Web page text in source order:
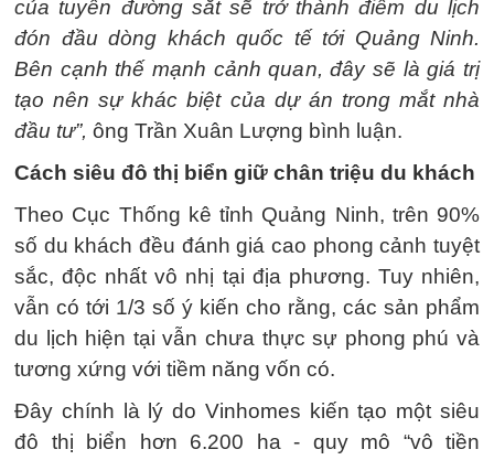
của tuyến đường sắt sẽ trở thành điểm du lịch
đón đầu dòng khách quốc tế tới Quảng Ninh.
Bên cạnh thế mạnh cảnh quan, đây sẽ là giá trị
tạo nên sự khác biệt của dự án trong mắt nhà
đầu tư”, ông Trần Xuân Lượng bình luận.
Cách siêu đô thị biển giữ chân triệu du khách
Theo Cục Thống kê tỉnh Quảng Ninh, trên 90%
số du khách đều đánh giá cao phong cảnh tuyệt
sắc, độc nhất vô nhị tại địa phương. Tuy nhiên,
vẫn có tới 1/3 số ý kiến cho rằng, các sản phẩm
du lịch hiện tại vẫn chưa thực sự phong phú và
tương xứng với tiềm năng vốn có.
Đây chính là lý do Vinhomes kiến tạo một siêu
đô thị biển hơn 6.200 ha - quy mô “vô tiền